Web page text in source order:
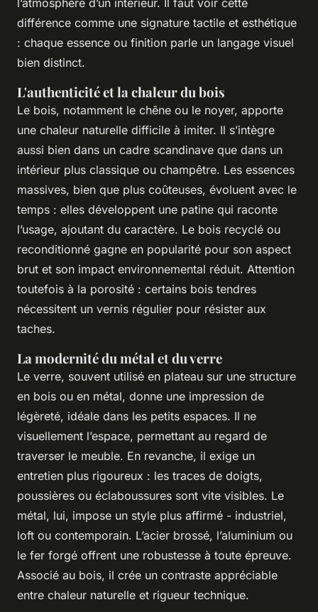
différence comme une signature tactile et esthétique
: chaque essence ou finition parle un langage visuel
bien distinct.
L'authenticité et la chaleur du bois
Le bois, notamment le chêne ou le noyer, apporte
une chaleur naturelle difficile à imiter. Il s’intègre
aussi bien dans un cadre scandinave que dans un
intérieur plus classique ou champêtre. Les essences
massives, bien que plus coûteuses, évoluent avec le
temps : elles développent une patine qui raconte
l’usage, ajoutant du caractère. Le bois recyclé ou
reconditionné gagne en popularité pour son aspect
brut et son impact environnemental réduit. Attention
toutefois à la porosité : certains bois tendres
nécessitent un vernis régulier pour résister aux
taches.
La modernité du métal et du verre
Le verre, souvent utilisé en plateau sur une structure
en bois ou en métal, donne une impression de
légèreté, idéale dans les petits espaces. Il ne
visuellement l’espace, permettant au regard de
traverser le meuble. En revanche, il exige un
entretien plus rigoureux : les traces de doigts,
poussières ou éclaboussures sont vite visibles. Le
métal, lui, impose un style plus affirmé - industriel,
loft ou contemporain. L’acier brossé, l’aluminium ou
le fer forgé offrent une robustesse à toute épreuve.
Associé au bois, il crée un contraste appréciable
entre chaleur naturelle et rigueur technique.